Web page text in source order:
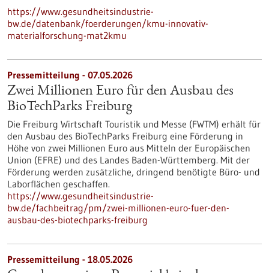
https://www.gesundheitsindustrie-
bw.de/datenbank/foerderungen/kmu-innovativ-
materialforschung-mat2kmu
Pressemitteilung - 07.05.2026
Zwei Millionen Euro für den Ausbau des
BioTechParks Freiburg
Die Freiburg Wirtschaft Touristik und Messe (FWTM) erhält für
den Ausbau des BioTechParks Freiburg eine Förderung in
Höhe von zwei Millionen Euro aus Mitteln der Europäischen
Union (EFRE) und des Landes Baden-Württemberg. Mit der
Förderung werden zusätzliche, dringend benötigte Büro- und
Laborflächen geschaffen.
https://www.gesundheitsindustrie-
bw.de/fachbeitrag/pm/zwei-millionen-euro-fuer-den-
ausbau-des-biotechparks-freiburg
Pressemitteilung - 18.05.2026